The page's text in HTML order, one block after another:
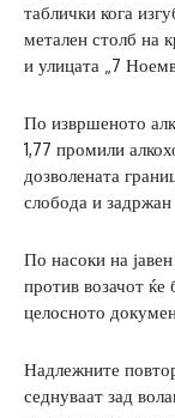
таблички кога
метален столб на
и улицата „7
По извршеното
1,77 промили
дозволената
слобода и
По насоки на
против возачот ќе
целосното
Надлежните
седнуваат зад